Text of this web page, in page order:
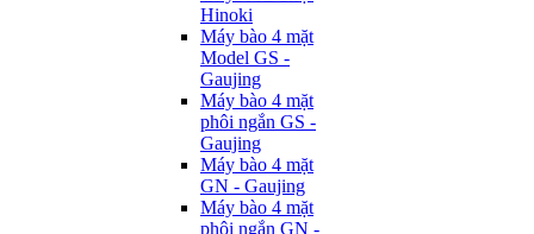
Hinoki
Máy bào 4 mặt
Model GS -
Gaujing
Máy bào 4 mặt
phôi ngắn GS -
Gaujing
Máy bào 4 mặt
GN - Gaujing
Máy bào 4 mặt
phôi ngắn GN -